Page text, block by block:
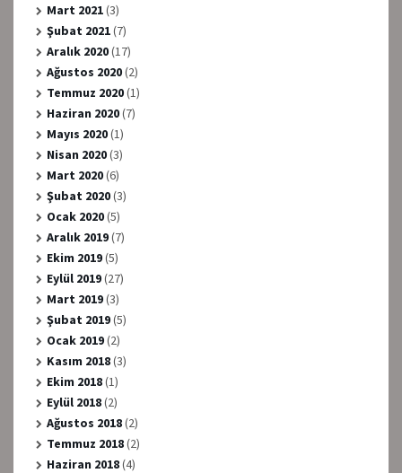
Mart 2021(3)
Şubat 2021(7)
Aralık 2020(17)
Ağustos 2020(2)
Temmuz 2020(1)
Haziran 2020(7)
Mayıs 2020(1)
Nisan 2020(3)
Mart 2020(6)
Şubat 2020(3)
Ocak 2020(5)
Aralık 2019(7)
Ekim 2019(5)
Eylül 2019(27)
Mart 2019(3)
Şubat 2019(5)
Ocak 2019(2)
Kasım 2018(3)
Ekim 2018(1)
Eylül 2018(2)
Ağustos 2018(2)
Temmuz 2018(2)
Haziran 2018(4)